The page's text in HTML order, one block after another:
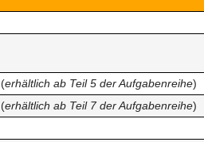
(erhältlich ab Teil 5 der Aufgabenreihe)
(erhältlich ab Teil 7 der Aufgabenreihe)